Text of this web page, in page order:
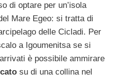
di optare per un’isola
Mare Egeo: si tratta di
delle Cicladi. Per
a Igoumenitsa se si
è possibile ammirare
su di una collina nel